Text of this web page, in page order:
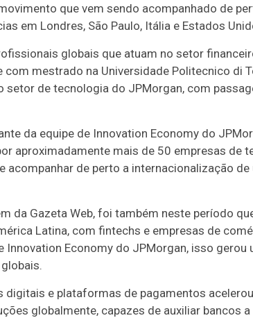
que vem sendo acompanhado de
em Londres, São Paulo, Itália e Estados
globais que atuam no setor
com mestrado na Universidade Politecnico di
setor de tecnologia do JPMorgan, com
da equipe de Innovation Economy do
aproximadamente mais de 50 empresas de
acompanhar de perto a internacionalização
da Gazeta Web, foi também neste período
Latina, com fintechs e empresas de
Innovation Economy do JPMorgan, isso
digitais e plataformas de pagamentos
globalmente, capazes de auxiliar bancos